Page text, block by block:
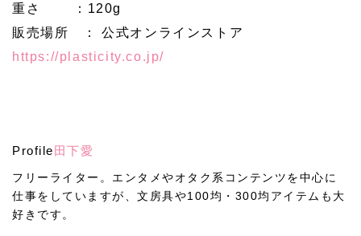
重さ ：120g
販売場所 ： 公式オンラインストア
https://plasticity.co.jp/
Profile田下愛
フリーライター。エンタメやオタク系コンテンツを中心に
仕事をしていますが、文房具や100均・300均アイテムも大
好きです。